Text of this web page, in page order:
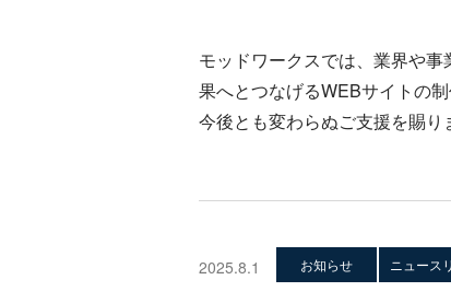
モッドワークスでは、業界や
果へとつなげるWEBサイトの
今後とも変わらぬご支援を賜り
2025.8.1 お知らせ ニュース